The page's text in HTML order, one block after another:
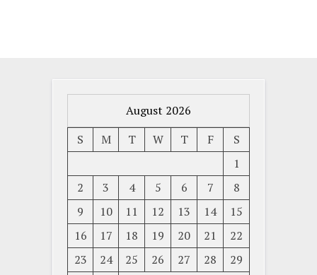
August 2026
S
M T W T F
S
1
2
3 4 5 6 7
8
9
10 11 12 13 14
15
16
17 18 19 20 21
22
23
24 25 26 27 28 29